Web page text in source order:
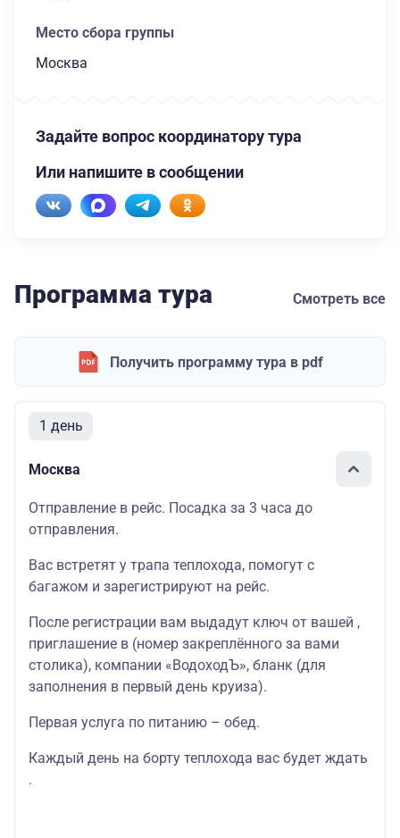
Место сбора группы
Москва
Задайте вопрос координатору тура
Или напишите в сообщении
Программа тура Смотреть все
Получить программу тура в pdf
1 день
Москва
Отправление в рейс. Посадка за 3 часа до
отправления.
Вас встретят у трапа теплохода, помогут с
багажом и зарегистрируют на рейс.
После регистрации вам выдадут ключ от вашей ,
приглашение в (номер закреплённого за вами
столика), компании «ВодоходЪ», бланк (для
заполнения в первый день круиза).
Первая услуга по питанию – обед.
Каждый день на борту теплохода вас будет ждать
.